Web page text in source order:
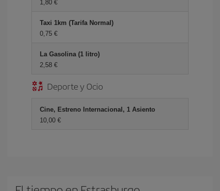
1,80 €
Taxi 1km (Tarifa Normal)
0,75 €
La Gasolina (1 litro)
2,58 €
Deporte y Ocio
Cine, Estreno Internacional, 1 Asiento
10,00 €